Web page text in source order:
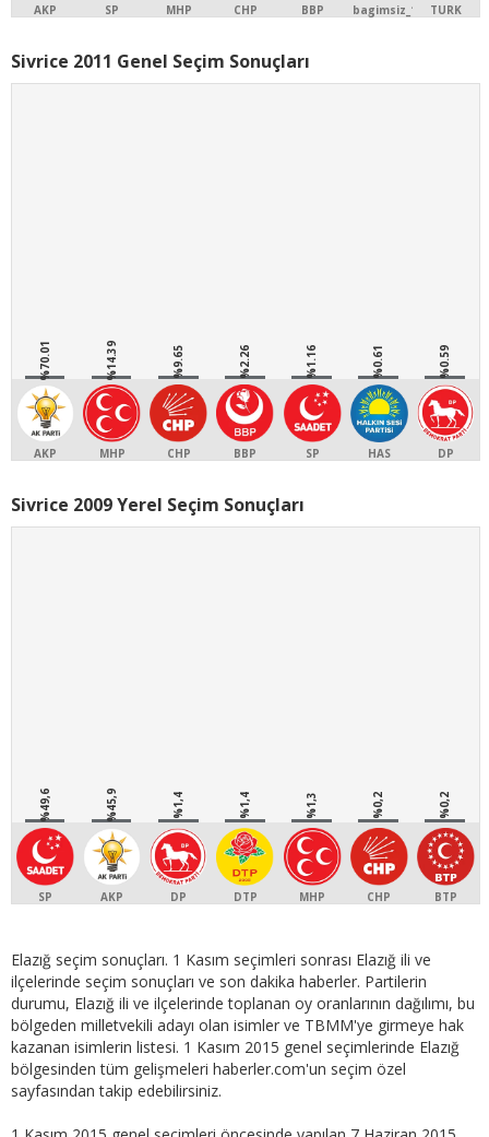
AKP SP MHP CHP BBP bagimsiz_1 TURK
Sivrice 2011 Genel Seçim Sonuçları
%70.01
AKP
%14.39
MHP
%9.65
CHP
%2.26
BBP
%1.16
SP
%0.61
HAS
%0.59
DP
Sivrice 2009 Yerel Seçim Sonuçları
%49,6
SP
%45,9
AKP
%1,4
DP
%1,4
DTP
%1,3
MHP
%0,2
CHP
%0,2
BTP
Elazığ seçim sonuçları. 1 Kasım seçimleri sonrası Elazığ ili ve
ilçelerinde seçim sonuçları ve son dakika haberler. Partilerin
durumu, Elazığ ili ve ilçelerinde toplanan oy oranlarının dağılımı, bu
bölgeden milletvekili adayı olan isimler ve TBMM'ye girmeye hak
kazanan isimlerin listesi. 1 Kasım 2015 genel seçimlerinde Elazığ
bölgesinden tüm gelişmeleri haberler.com'un seçim özel
sayfasından takip edebilirsiniz.